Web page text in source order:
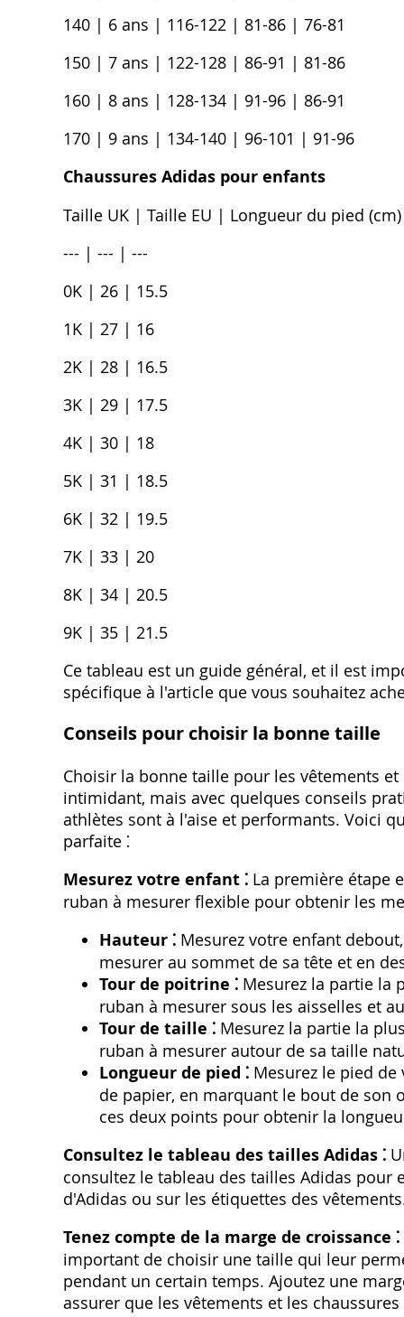
140 | 6 ans | 116-122 | 81-86 | 76-81
150 | 7 ans | 122-128 | 86-91 | 81-86
160 | 8 ans | 128-134 | 91-96 | 86-91
170 | 9 ans | 134-140 | 96-101 | 91-96
Chaussures Adidas pour enfants
Taille UK | Taille EU | Longueur du pied (cm)
--- | --- | ---
0K | 26 | 15.5
1K | 27 | 16
2K | 28 | 16.5
3K | 29 | 17.5
4K | 30 | 18
5K | 31 | 18.5
6K | 32 | 19.5
7K | 33 | 20
8K | 34 | 20.5
9K | 35 | 21.5
Ce tableau est un guide général, et il est
spécifique à l'article que vous souhaitez
Conseils pour choisir la bonne taille
Choisir la bonne taille pour les vêtements
intimidant, mais avec quelques conseils
athlètes sont à l'aise et performants. Voici
parfaite ⁚
Mesurez votre enfant ⁚ La première étape
ruban à mesurer flexible pour obtenir les
Hauteur ⁚ Mesurez votre enfant
mesurer au sommet de sa tête et en
Tour de poitrine ⁚ Mesurez la partie la
ruban à mesurer sous les aisselles et
Tour de taille ⁚ Mesurez la partie la
ruban à mesurer autour de sa taille
Longueur de pied ⁚ Mesurez le pied
de papier, en marquant le bout de son
ces deux points pour obtenir la
Consultez le tableau des tailles Adidas ⁚
consultez le tableau des tailles Adidas pour
d'Adidas ou sur les étiquettes des
Tenez compte de la marge de croissance ⁚
important de choisir une taille qui leur
pendant un certain temps. Ajoutez une
assurer que les vêtements et les